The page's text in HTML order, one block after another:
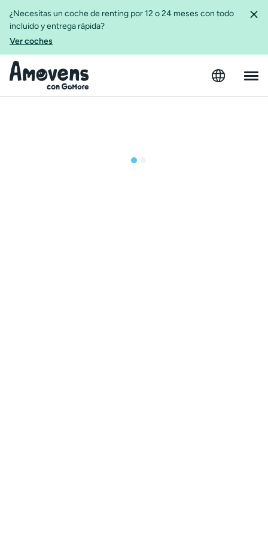
¿Necesitas un coche de renting por 12 o 24 meses con todo
incluido y entrega rápida?
Ver coches